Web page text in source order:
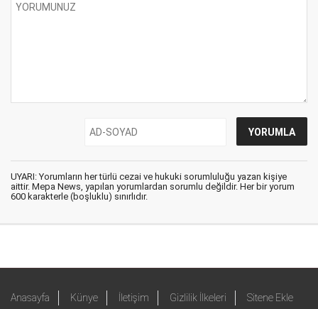
UYARI: Yorumların her türlü cezai ve hukuki sorumluluğu yazan kişiye
aittir. Mepa News, yapılan yorumlardan sorumlu değildir. Her bir yorum
600 karakterle (boşluklu) sınırlıdır.
Anasayfa Künye İletişim Gizlilik İlkeleri Sitene Ekle